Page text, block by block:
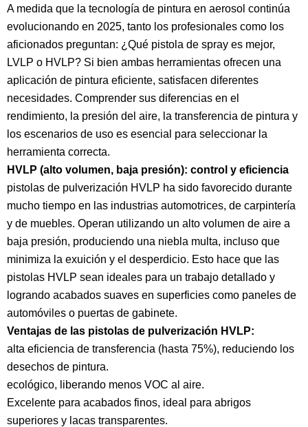
A medida que la tecnología de pintura en aerosol continúa
evolucionando en 2025, tanto los profesionales como los
aficionados preguntan: ¿Qué pistola de spray es mejor,
LVLP o HVLP? Si bien ambas herramientas ofrecen una
aplicación de pintura eficiente, satisfacen diferentes
necesidades. Comprender sus diferencias en el
rendimiento, la presión del aire, la transferencia de pintura y
los escenarios de uso es esencial para seleccionar la
herramienta correcta.
HVLP (alto volumen, baja presión): control y eficiencia
pistolas de pulverización HVLP ha sido favorecido durante
mucho tiempo en las industrias automotrices, de carpintería
y de muebles. Operan utilizando un alto volumen de aire a
baja presión, produciendo una niebla multa, incluso que
minimiza la exuición y el desperdicio. Esto hace que las
pistolas HVLP sean ideales para un trabajo detallado y
logrando acabados suaves en superficies como paneles de
automóviles o puertas de gabinete.
Ventajas de las pistolas de pulverización HVLP:
alta eficiencia de transferencia (hasta 75%), reduciendo los
desechos de pintura.
ecológico, liberando menos VOC al aire.
Excelente para acabados finos, ideal para abrigos
superiores y lacas transparentes.